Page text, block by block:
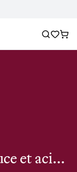
De gros perles d'eau douce et acier inoxydable